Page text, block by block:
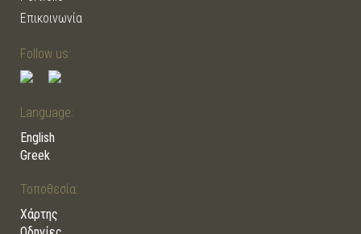
Επικοινωνία
Follow us:
Language:
English
Greek
Τοποθεσία:
Χάρτης